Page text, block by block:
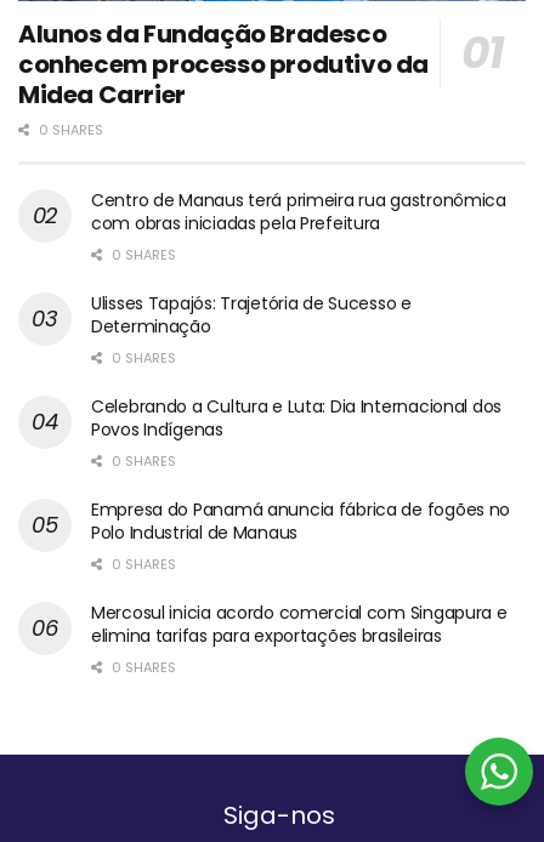
Alunos da Fundação Bradesco
conhecem processo produtivo da
Midea Carrier
0 SHARES
Centro de Manaus terá primeira rua gastronômica
com obras iniciadas pela Prefeitura
0 SHARES
Ulisses Tapajós: Trajetória de Sucesso e
Determinação
0 SHARES
Celebrando a Cultura e Luta: Dia Internacional dos
Povos Indígenas
0 SHARES
Empresa do Panamá anuncia fábrica de fogões no
Polo Industrial de Manaus
0 SHARES
Mercosul inicia acordo comercial com Singapura e
elimina tarifas para exportações brasileiras
0 SHARES
Siga-nos